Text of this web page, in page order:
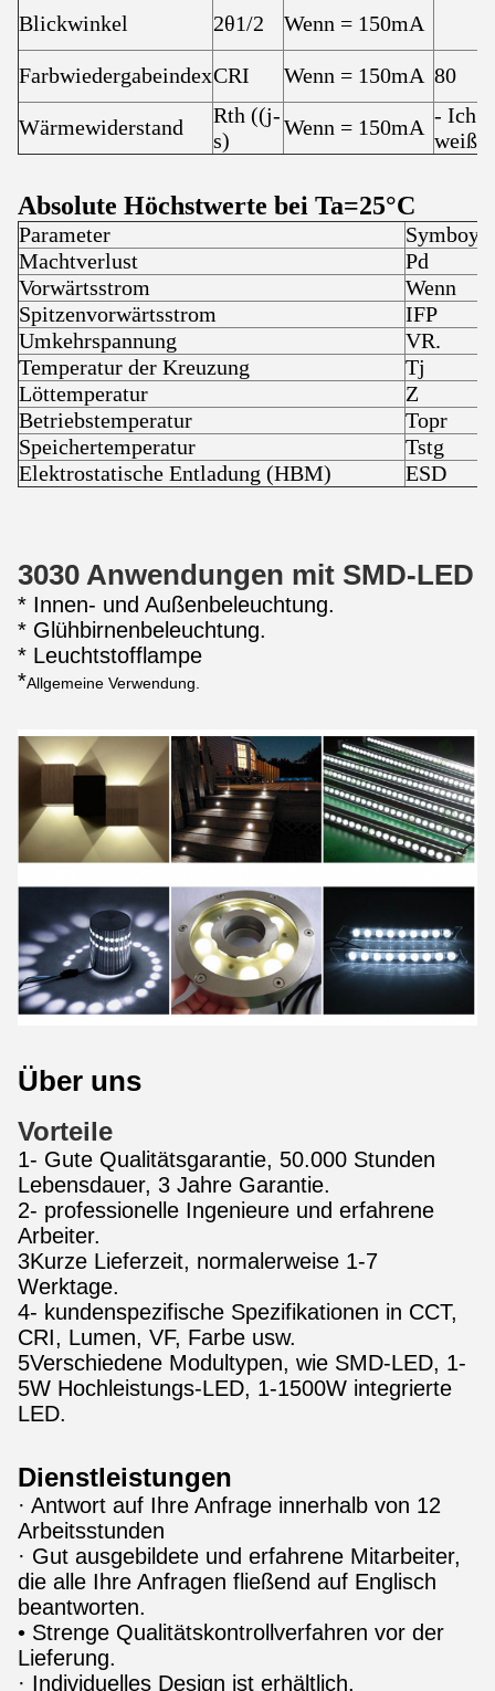
Blickwinkel
2θ1/2 Wenn = 150mA
FarbwiedergabeindexCRI Wenn = 150mA 80
Wärmewiderstand
Rth ((j-
s)
Wenn = 150mA - Ich
weiß.
Absolute Höchstwerte bei Ta=25°C
Parameter
Symboy
Machtverlust
Pd
Vorwärtsstrom
Wenn
Spitzenvorwärtsstrom
IFP
Umkehrspannung
VR.
Temperatur der Kreuzung
Tj
Löttemperatur
Z
Betriebstemperatur
Topr
Speichertemperatur
Tstg
Elektrostatische Entladung (HBM)
ESD
3030 Anwendungen mit SMD-LED
* Innen- und Außenbeleuchtung.
* Glühbirnenbeleuchtung.
* Leuchtstofflampe
*Allgemeine Verwendung.
Über uns
Vorteile
1- Gute Qualitätsgarantie, 50.000 Stunden
Lebensdauer, 3 Jahre Garantie.
2- professionelle Ingenieure und erfahrene
Arbeiter.
3Kurze Lieferzeit, normalerweise 1-7
Werktage.
4- kundenspezifische Spezifikationen in CCT,
CRI, Lumen, VF, Farbe usw.
5Verschiedene Modultypen, wie SMD-LED, 1-
5W Hochleistungs-LED, 1-1500W integrierte
LED.
Dienstleistungen
· Antwort auf Ihre Anfrage innerhalb von 12
Arbeitsstunden
· Gut ausgebildete und erfahrene Mitarbeiter,
die alle Ihre Anfragen fließend auf Englisch
beantworten.
• Strenge Qualitätskontrollverfahren vor der
Lieferung.
· Individuelles Design ist erhältlich.